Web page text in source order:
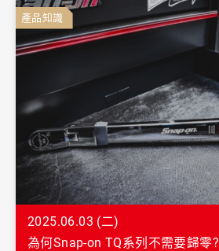
產品知識
2025.06.03 (二)
為何Snap-on TQ系列不需要歸零?